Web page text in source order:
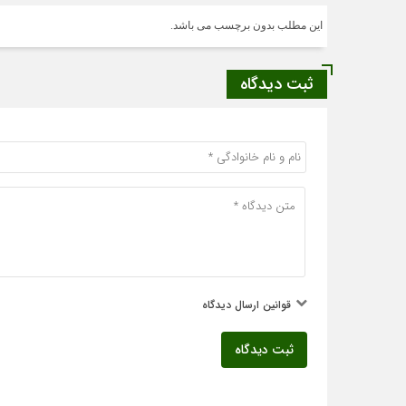
این مطلب بدون برچسب می باشد.
ثبت دیدگاه
قوانین ارسال دیدگاه
ثبت دیدگاه